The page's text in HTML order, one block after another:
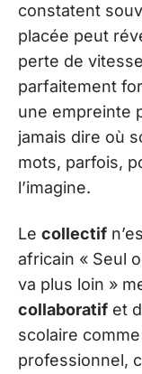
constatent
placée peut
perte de
parfaitement
une empreinte
jamais dire où
mots, parfois,
l’imagine.
Le collectif
africain « Seul
va plus loin »
collaboratif et
scolaire
professionnel,